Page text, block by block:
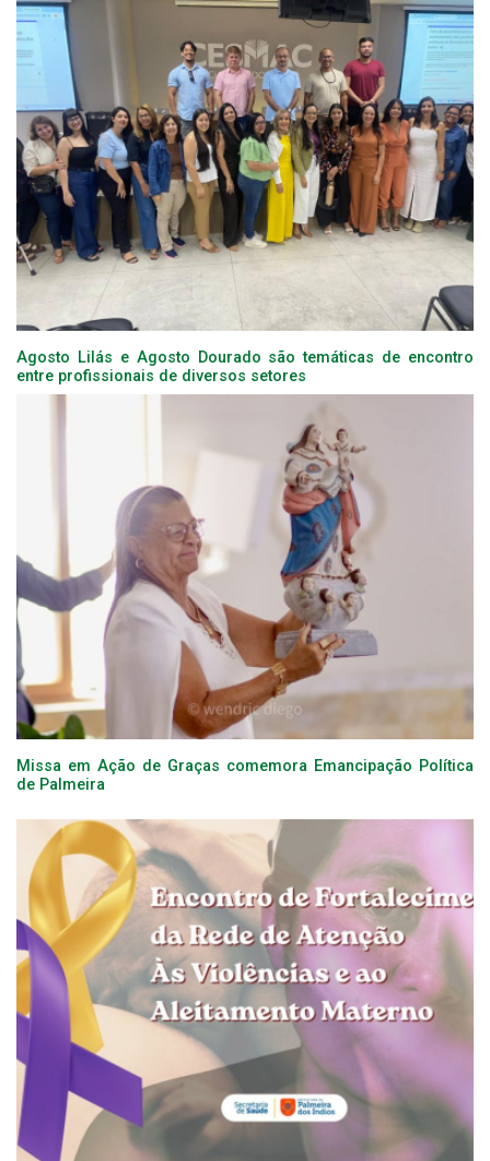
Agosto Lilás e Agosto Dourado são temáticas de encontro
entre profissionais de diversos setores
Missa em Ação de Graças comemora Emancipação Política
de Palmeira